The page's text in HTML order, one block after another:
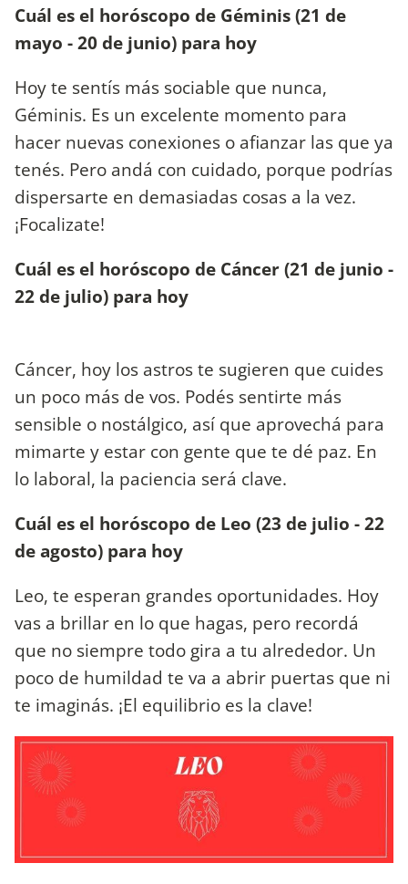
Cuál es el horóscopo de Géminis (21 de
mayo - 20 de junio) para hoy
Hoy te sentís más sociable que nunca,
Géminis. Es un excelente momento para
hacer nuevas conexiones o afianzar las que ya
tenés. Pero andá con cuidado, porque podrías
dispersarte en demasiadas cosas a la vez.
¡Focalizate!
Cuál es el horóscopo de Cáncer (21 de junio -
22 de julio) para hoy
Cáncer, hoy los astros te sugieren que cuides
un poco más de vos. Podés sentirte más
sensible o nostálgico, así que aprovechá para
mimarte y estar con gente que te dé paz. En
lo laboral, la paciencia será clave.
Cuál es el horóscopo de Leo (23 de julio - 22
de agosto) para hoy
Leo, te esperan grandes oportunidades. Hoy
vas a brillar en lo que hagas, pero recordá
que no siempre todo gira a tu alrededor. Un
poco de humildad te va a abrir puertas que ni
te imaginás. ¡El equilibrio es la clave!